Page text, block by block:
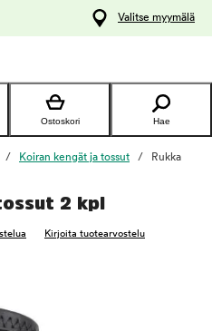
Valitse myymälä
Ostoskori Hae
Koiran kengät ja tossut
Rukka
2 kpl
Kirjoita tuotearvostelu